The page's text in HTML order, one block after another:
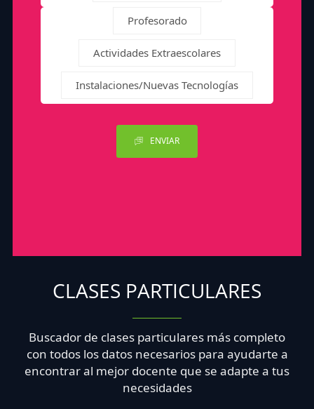
Profesorado
Actividades Extraescolares
Instalaciones/Nuevas Tecnologías
ENVIAR
CLASES PARTICULARES
Buscador de clases particulares más completo
con todos los datos necesarios para ayudarte a
encontrar al mejor docente que se adapte a tus
necesidades